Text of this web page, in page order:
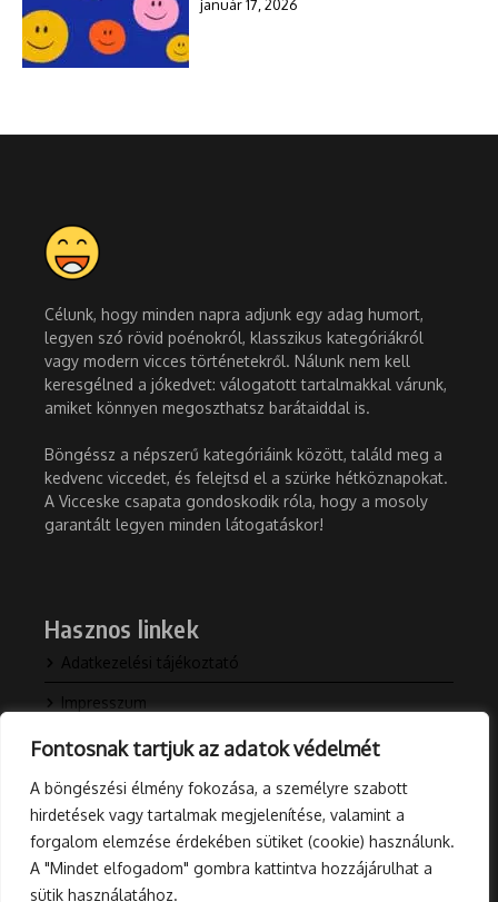
Fontosnak tartjuk az adatok védelmét
A böngészési élmény fokozása, a személyre szabott
hirdetések vagy tartalmak megjelenítése, valamint a
forgalom elemzése érdekében sütiket (cookie) használunk.
A "Mindet elfogadom" gombra kattintva hozzájárulhat a
sütik használatához.
január 17, 2026
Célunk, hogy minden napra adjunk egy adag humort,
legyen szó rövid poénokról, klasszikus kategóriákról
vagy modern vicces történetekről. Nálunk nem kell
keresgélned a jókedvet: válogatott tartalmakkal várunk,
amiket könnyen megoszthatsz barátaiddal is.
Böngéssz a népszerű kategóriáink között, találd meg a
kedvenc viccedet, és felejtsd el a szürke hétköznapokat.
A Vicceske csapata gondoskodik róla, hogy a mosoly
garantált legyen minden látogatáskor!
Hasznos linkek
Adatkezelési tájékoztató
Impresszum
Kapcsolat
Rólunk
Blog